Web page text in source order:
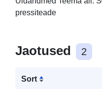
pressiteade
Jaotused 2
Sort